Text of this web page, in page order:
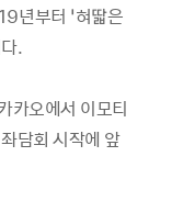
년부터 ‘혀딻은
.
카오에서 이모티
담회 시작에 앞